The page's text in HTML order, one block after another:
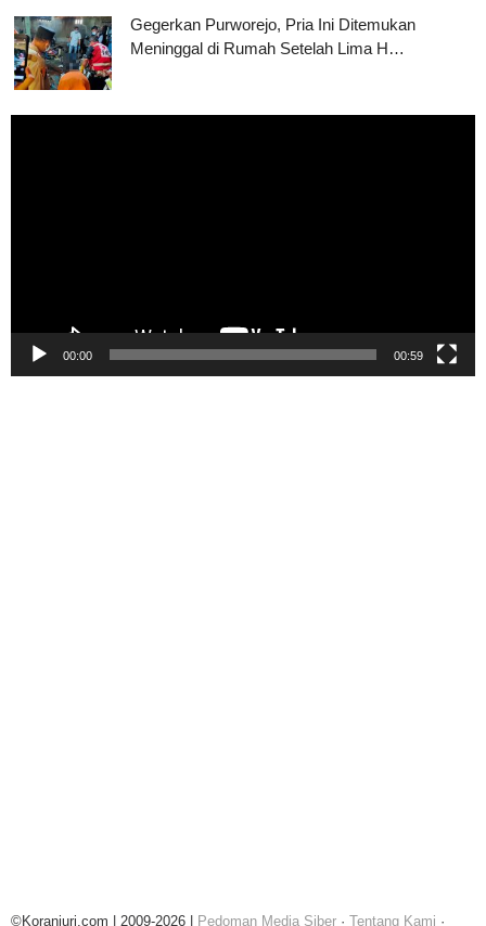
Gegerkan Purworejo, Pria Ini Ditemukan
Meninggal di Rumah Setelah Lima H…
00:00 00:59
©Koranjuri.com | 2009-2026 | Pedoman Media Siber · Tentang Kami ·